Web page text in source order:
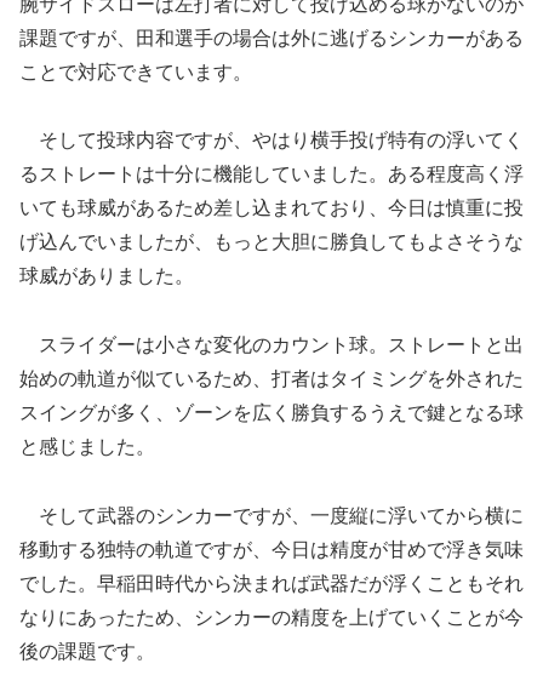
課題ですが、田和選手の場合は外に逃げるシンカーがある
ことで対応できています。
そして投球内容ですが、やはり横手投げ特有の浮いてく
るストレートは十分に機能していました。ある程度高く浮
いても球威があるため差し込まれており、今日は慎重に投
げ込んでいましたが、もっと大胆に勝負してもよさそうな
球威がありました。
スライダーは小さな変化のカウント球。ストレートと出
始めの軌道が似ているため、打者はタイミングを外された
スイングが多く、ゾーンを広く勝負するうえで鍵となる球
と感じました。
そして武器のシンカーですが、一度縦に浮いてから横に
移動する独特の軌道ですが、今日は精度が甘めで浮き気味
でした。早稲田時代から決まれば武器だが浮くこともそれ
なりにあったため、シンカーの精度を上げていくことが今
後の課題です。